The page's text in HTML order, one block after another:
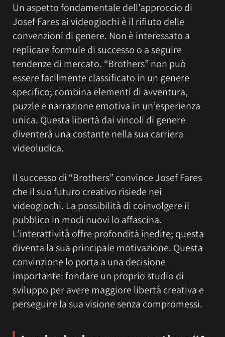
Un aspetto fondamentale dell’approccio di
Josef Fares ai videogiochi è il rifiuto delle
convenzioni di genere. Non è interessato a
replicare formule di successo o a seguire
tendenze di mercato. “Brothers” non può
essere facilmente classificato in un genere
specifico; combina elementi di avventura,
puzzle e narrazione emotiva in un’esperienza
unica. Questa libertà dai vincoli di genere
diventerà una costante nella sua carriera
videoludica.
Il successo di “Brothers” convince Josef Fares
che il suo futuro creativo risiede nei
videogiochi. La possibilità di coinvolgere il
pubblico in modi nuovi lo affascina.
L’interattività offre profondità inedite; questa
diventa la sua principale motivazione. Questa
convinzione lo porta a una decisione
importante: fondare un proprio studio di
sviluppo per avere maggiore libertà creativa e
perseguire la sua visione senza compromessi.